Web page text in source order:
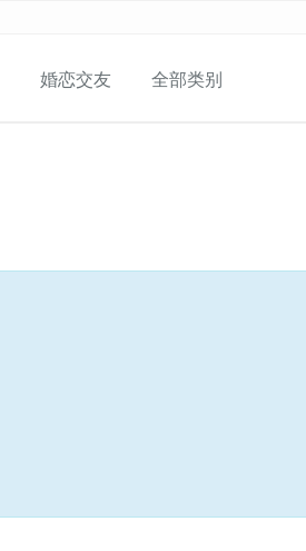
婚恋交友 全部类别